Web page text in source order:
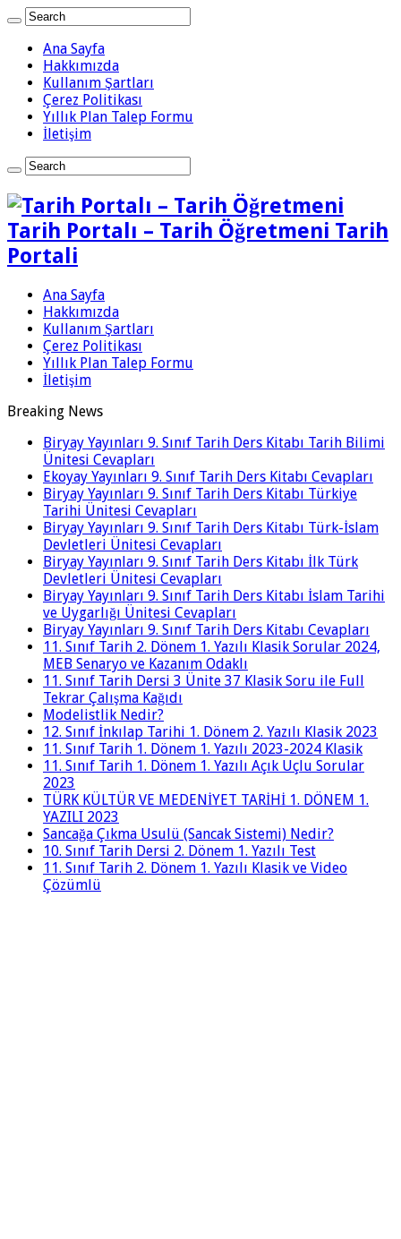
Ana Sayfa
Hakkımızda
Kullanım Şartları
Çerez Politikası
Yıllık Plan Talep Formu
İletişim
Tarih Portalı – Tarih Öğretmeni Tarih
Portali
Ana Sayfa
Hakkımızda
Kullanım Şartları
Çerez Politikası
Yıllık Plan Talep Formu
İletişim
Breaking News
Biryay Yayınları 9. Sınıf Tarih Ders Kitabı Tarih Bilimi
Ünitesi Cevapları
Ekoyay Yayınları 9. Sınıf Tarih Ders Kitabı Cevapları
Biryay Yayınları 9. Sınıf Tarih Ders Kitabı Türkiye
Tarihi Ünitesi Cevapları
Biryay Yayınları 9. Sınıf Tarih Ders Kitabı Türk-İslam
Devletleri Ünitesi Cevapları
Biryay Yayınları 9. Sınıf Tarih Ders Kitabı İlk Türk
Devletleri Ünitesi Cevapları
Biryay Yayınları 9. Sınıf Tarih Ders Kitabı İslam Tarihi
ve Uygarlığı Ünitesi Cevapları
Biryay Yayınları 9. Sınıf Tarih Ders Kitabı Cevapları
11. Sınıf Tarih 2. Dönem 1. Yazılı Klasik Sorular 2024,
MEB Senaryo ve Kazanım Odaklı
11. Sınıf Tarih Dersi 3 Ünite 37 Klasik Soru ile Full
Tekrar Çalışma Kağıdı
Modelistlik Nedir?
12. Sınıf İnkılap Tarihi 1. Dönem 2. Yazılı Klasik 2023
11. Sınıf Tarih 1. Dönem 1. Yazılı 2023-2024 Klasik
11. Sınıf Tarih 1. Dönem 1. Yazılı Açık Uçlu Sorular
2023
TÜRK KÜLTÜR VE MEDENİYET TARİHİ 1. DÖNEM 1.
YAZILI 2023
Sancağa Çıkma Usulü (Sancak Sistemi) Nedir?
10. Sınıf Tarih Dersi 2. Dönem 1. Yazılı Test
11. Sınıf Tarih 2. Dönem 1. Yazılı Klasik ve Video
Çözümlü